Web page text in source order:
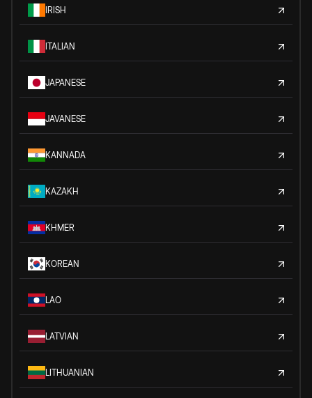
IRISH
ITALIAN
JAPANESE
JAVANESE
KANNADA
KAZAKH
KHMER
KOREAN
LAO
LATVIAN
LITHUANIAN